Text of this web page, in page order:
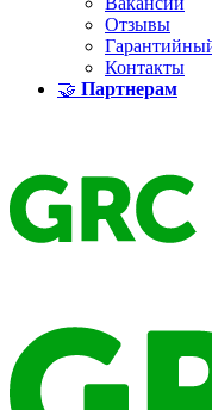
Отзывы
Контакты
🤝 Партнерам